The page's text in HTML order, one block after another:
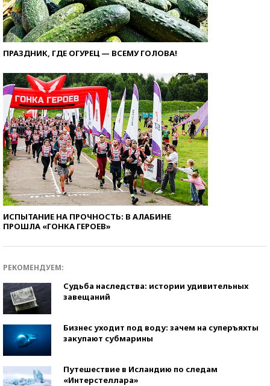
ПРАЗДНИК, ГДЕ ОГУРЕЦ — ВСЕМУ ГОЛОВА!
ИСПЫТАНИЕ НА ПРОЧНОСТЬ: В АЛАБИНЕ
ПРОШЛА «ГОНКА ГЕРОЕВ»
РЕКОМЕНДУЕМ:
Судьба наследства: истории удивительных
завещаний
Бизнес уходит под воду: зачем на суперъяхты
закупают субмарины
Путешествие в Исландию по следам
«Интерстеллара»